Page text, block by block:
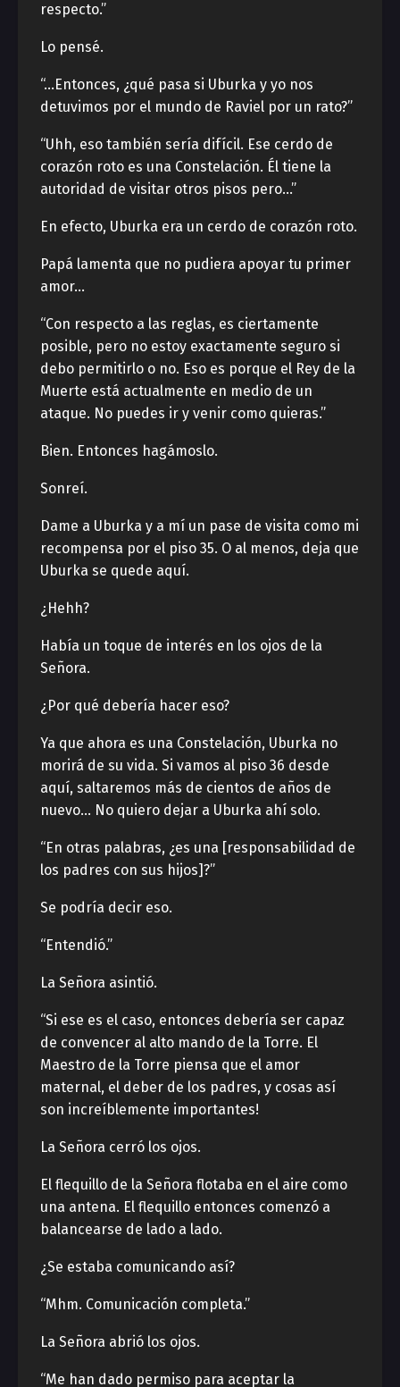
respecto.”
Lo pensé.
“…Entonces, ¿qué pasa si Uburka y yo nos
detuvimos por el mundo de Raviel por un rato?”
“Uhh, eso también sería difícil. Ese cerdo de
corazón roto es una Constelación. Él tiene la
autoridad de visitar otros pisos pero…”
En efecto, Uburka era un cerdo de corazón roto.
Papá lamenta que no pudiera apoyar tu primer
amor…
“Con respecto a las reglas, es ciertamente
posible, pero no estoy exactamente seguro si
debo permitirlo o no. Eso es porque el Rey de la
Muerte está actualmente en medio de un
ataque. No puedes ir y venir como quieras.”
Bien. Entonces hagámoslo.
Sonreí.
Dame a Uburka y a mí un pase de visita como mi
recompensa por el piso 35. O al menos, deja que
Uburka se quede aquí.
¿Hehh?
Había un toque de interés en los ojos de la
Señora.
¿Por qué debería hacer eso?
Ya que ahora es una Constelación, Uburka no
morirá de su vida. Si vamos al piso 36 desde
aquí, saltaremos más de cientos de años de
nuevo… No quiero dejar a Uburka ahí solo.
“En otras palabras, ¿es una [responsabilidad de
los padres con sus hijos]?”
Se podría decir eso.
“Entendió.”
La Señora asintió.
“Si ese es el caso, entonces debería ser capaz
de convencer al alto mando de la Torre. El
Maestro de la Torre piensa que el amor
maternal, el deber de los padres, y cosas así
son increíblemente importantes!
La Señora cerró los ojos.
El flequillo de la Señora flotaba en el aire como
una antena. El flequillo entonces comenzó a
balancearse de lado a lado.
¿Se estaba comunicando así?
“Mhm. Comunicación completa.”
La Señora abrió los ojos.
“Me han dado permiso para aceptar la